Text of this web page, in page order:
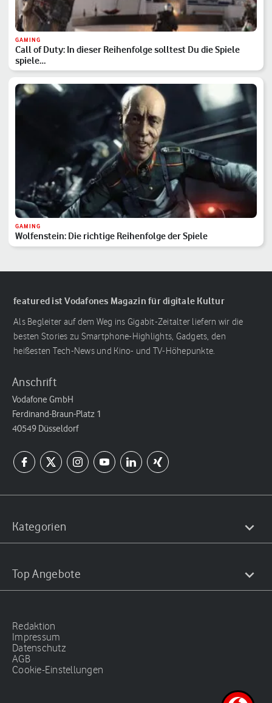
GAMING
Call of Duty: In dieser Reihenfolge solltest Du die Spiele
spiele…
GAMING
Wolfenstein: Die richtige Reihenfolge der Spiele
featured ist Vodafones Magazin für digitale Kultur
Als Begleiter auf dem Weg ins Gigabit-Zeitalter liefern wir die
besten Stories zu Smartphone-Highlights, Gadgets, den
heißesten Tech-News und Kino- und TV-Höhepunkte.
Anschrift
Vodafone GmbH
Ferdinand-Braun-Platz 1
40549 Düsseldorf
Kategorien
Top Angebote
Redaktion
Impressum
Datenschutz
AGB
Cookie-Einstellungen